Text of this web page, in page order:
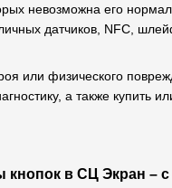
невозможна его
датчиков, NFC,
или физического
а также купить
в СЦ Экран –